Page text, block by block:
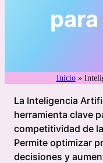
Inicio»
La Inteligencia
herramienta clave
competitividad de
Permite optimizar
decisiones y